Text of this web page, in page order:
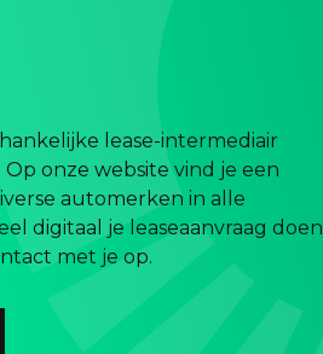
lease-intermediair
onze website vind je een
automerken in alle
digitaal je leaseaanvraag doen
met je op.